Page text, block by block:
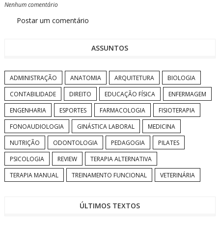
Nenhum comentário
Postar um comentário
ASSUNTOS
ADMINISTRAÇÃO ANATOMIA ARQUITETURA
BIOLOGIA
CONTABILIDADE
DIREITO EDUCAÇÃO FÍSICA
ENFERMAGEM
ENGENHARIA
ESPORTES FARMACOLOGIA
FISIOTERAPIA
FONOAUDIOLOGIA
GINÁSTICA LABORAL
MEDICINA
NUTRIÇÃO
ODONTOLOGIA PEDAGOGIA
PILATES
PSICOLOGIA
REVIEW
TERAPIA ALTERNATIVA
TERAPIA MANUAL
TREINAMENTO FUNCIONAL VETERINÁRIA
ÚLTIMOS TEXTOS